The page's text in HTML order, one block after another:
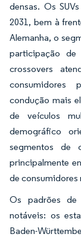
densas. Os
2031, bem à
Alemanha, o
participação
crossovers
consumidores
condução mais
de veículos
demográfico
segmentos de
principalmente
de consumidores
Os padrões de
notáveis: os
Baden-